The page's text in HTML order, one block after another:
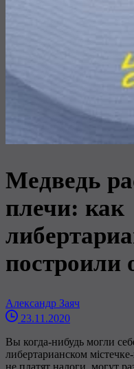
Медведь
плечи: как
построили
Александр Заяч
23.11.2020
Вы когда-нибудь могли
либертарианском
не платят налоги, могут